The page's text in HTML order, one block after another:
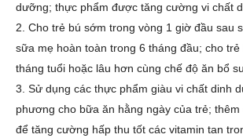
dưỡng; thực phẩm được tăng cường vi chất
2. Cho trẻ bú sớm trong vòng 1 giờ đầu sau
sữa mẹ hoàn toàn trong 6 tháng đầu; cho
tháng tuổi hoặc lâu hơn cùng chế độ ăn bổ
3. Sử dụng các thực phẩm giàu vi chất dinh
phương cho bữa ăn hằng ngày của trẻ;
để tăng cường hấp thu tốt các vitamin tan